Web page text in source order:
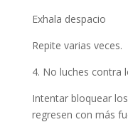
Exhala despacio
Repite varias veces.
4. No luches contra
Intentar bloquear
regresen con más